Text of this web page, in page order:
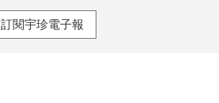
訂閱宇珍電子報